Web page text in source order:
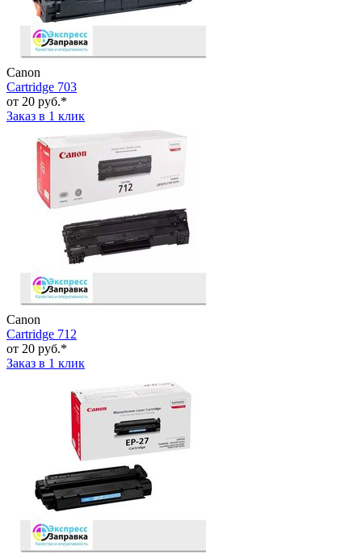
Canon
Cartridge 703
от 20 руб.*
Заказ в 1 клик
Canon
Cartridge 712
от 20 руб.*
Заказ в 1 клик